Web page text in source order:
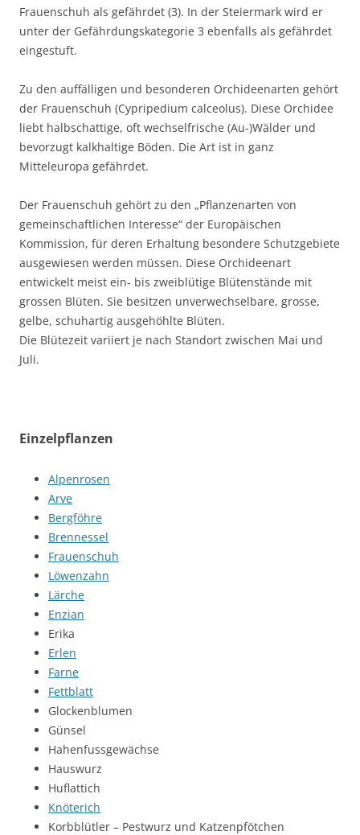
Frauenschuh als gefährdet (3). In der Steiermark wird er
unter der Gefährdungskategorie 3 ebenfalls als gefährdet
eingestuft.
Zu den auffälligen und besonderen Orchideenarten gehört
der Frauenschuh (Cypripedium calceolus). Diese Orchidee
liebt halbschattige, oft wechselfrische (Au-)Wälder und
bevorzugt kalkhaltige Böden. Die Art ist in ganz
Mitteleuropa gefährdet.
Der Frauenschuh gehört zu den „Pflanzenarten von
gemeinschaftlichen Interesse“ der Europäischen
Kommission, für deren Erhaltung besondere Schutzgebiete
ausgewiesen werden müssen. Diese Orchideenart
entwickelt meist ein- bis zweiblütige Blütenstände mit
grossen Blüten. Sie besitzen unverwechselbare, grosse,
gelbe, schuhartig ausgehöhlte Blüten.
Die Blütezeit variiert je nach Standort zwischen Mai und
Juli.
Einzelpflanzen
Alpenrosen
Arve
Bergföhre
Brennessel
Frauenschuh
Löwenzahn
Lärche
Enzian
Erika
Erlen
Farne
Fettblatt
Glockenblumen
Günsel
Hahenfussgewächse
Hauswurz
Huflattich
Knöterich
Korbblütler – Pestwurz und Katzenpfötchen